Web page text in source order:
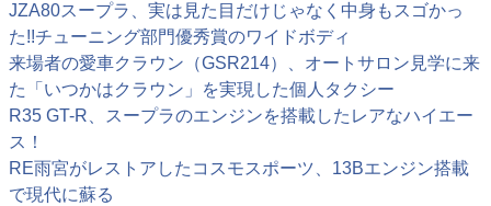
JZA80スープラ、実は見た目だけじゃなく中身もスゴかっ
た!!チューニング部門優秀賞のワイドボディ
来場者の愛車クラウン（GSR214）、オートサロン見学に来
た「いつかはクラウン」を実現した個人タクシー
R35 GT-R、スープラのエンジンを搭載したレアなハイエー
ス！
RE雨宮がレストアしたコスモスポーツ、13Bエンジン搭載
で現代に蘇る